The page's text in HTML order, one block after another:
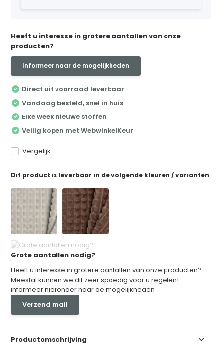
Heeft u interesse in grotere aantallen van onze
producten?
Informeer naar de mogelijkheden
Direct uit voorraad leverbaar
Vandaag besteld, snel in huis
Elke week nieuwe stoffen
Veilig kopen met WebwinkelKeur
Vergelijk
Dit product is leverbaar in de volgende kleuren / varianten
Grote aantallen nodig?
Heeft u interesse in grotere aantallen van onze producten?
Meestal kunnen we dit zeer spoedig voor u regelen!
Informeer hieronder naar de mogelijkheden
Verzend mail
Productomschrijving